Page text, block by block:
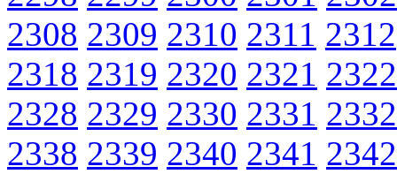
2308 2309 2310 2311 2312
2318 2319 2320 2321 2322
2328 2329 2330 2331 2332
2338 2339 2340 2341 2342